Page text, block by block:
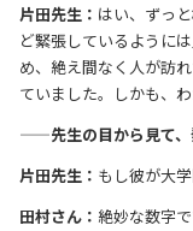
片田先生： はい、ずっ
ど緊張しているように
め、絶え間なく人が訪
ていました。しかも、
——先生の目から見て、
片田先生： もし彼が大
田村さん： 絶妙な数字で